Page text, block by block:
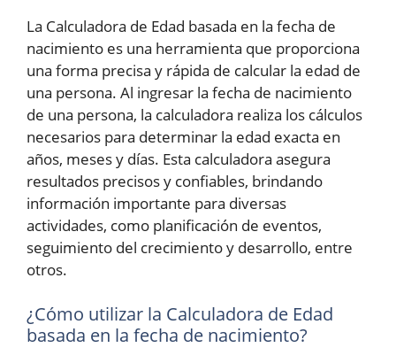
La Calculadora de Edad basada en la fecha de
nacimiento es una herramienta que proporciona
una forma precisa y rápida de calcular la edad de
una persona. Al ingresar la fecha de nacimiento
de una persona, la calculadora realiza los cálculos
necesarios para determinar la edad exacta en
años, meses y días. Esta calculadora asegura
resultados precisos y confiables, brindando
información importante para diversas
actividades, como planificación de eventos,
seguimiento del crecimiento y desarrollo, entre
otros.
¿Cómo utilizar la Calculadora de Edad
basada en la fecha de nacimiento?